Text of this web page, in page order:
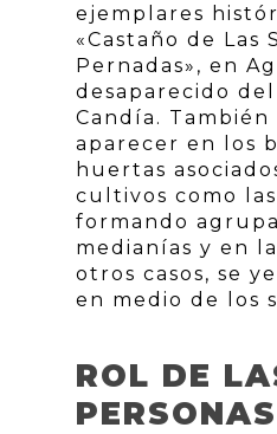
ejemplares
«Castaño de Las
Pernadas», en
desaparecido
Candía. También
aparecer en los
huertas
cultivos como las
formando
medianías y en
otros casos, se
en medio de los
ROL DE
PERSONAS